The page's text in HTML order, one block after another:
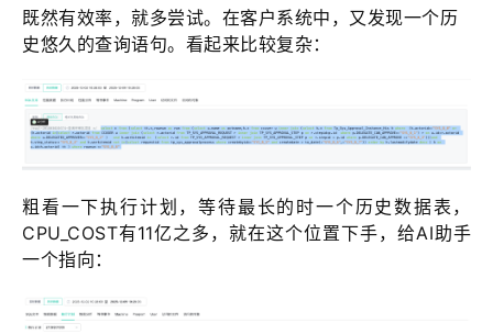
既然有效率，就多尝试。在客户系统中，又发现一个历
史悠久的查询语句。看起来比较复杂：
粗看一下执行计划，等待最长的时一个历史数据表，
CPU_COST有11亿之多，就在这个位置下手，给AI助手
一个指向：